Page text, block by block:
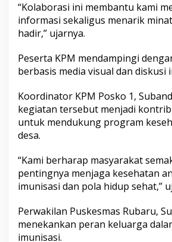
D
e
a
t
n
a
i
r
“Kolaborasi ini membantu kami
informasi sekaligus menarik
hadir,” ujarnya.
Peserta KPM mendampingi
berbasis media visual dan diskusi
Koordinator KPM Posko 1,
kegiatan tersebut menjadi
untuk mendukung program
desa.
“Kami berharap masyarakat
pentingnya menjaga kesehatan
imunisasi dan pola hidup sehat,”
Perwakilan Puskesmas Rubaru,
menekankan peran keluarga
imunisasi.